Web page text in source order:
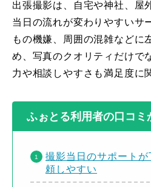
出張撮影は、自宅や神社、屋
当日の流れが変わりやすいサ
もの機嫌、周囲の混雑などに
め、写真のクオリティだけで
力や相談しやすさも満足度に
ふぉとる利用者の口コミ
撮影当日のサポート
頼しやすい